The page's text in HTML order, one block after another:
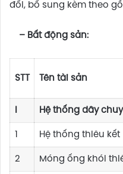
đổi, bổ sung kèm theo
– Bất động sản:
STT Tên tài sản
Hệ thống dây
1 Hệ thống thiêu kết
2 Móng ống khói